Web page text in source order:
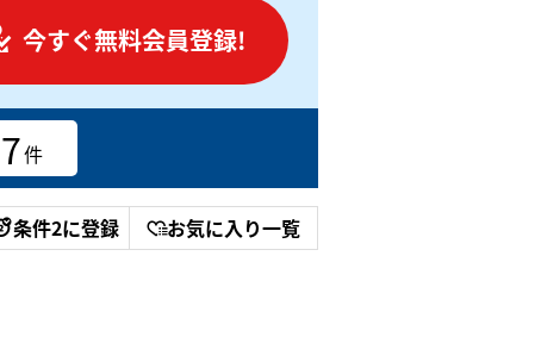
今すぐ無料会員登録!
件
条件2に登録 お気に入り一覧